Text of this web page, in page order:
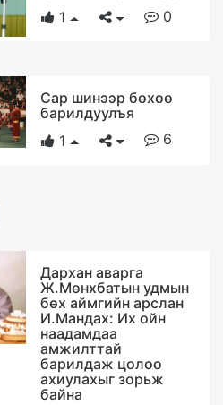
1
0
Сар шинээр бөхөө
барилдуулъя
1
6
Дархан аварга
Ж.Мөнхбатын удмын
бөх аймгийн арслан
И.Мандах: Их ойн
наадамдаа
амжилттай
барилдаж цолоо
ахиулахыг зорьж
байна